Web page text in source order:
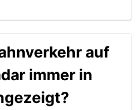
auf
immer in